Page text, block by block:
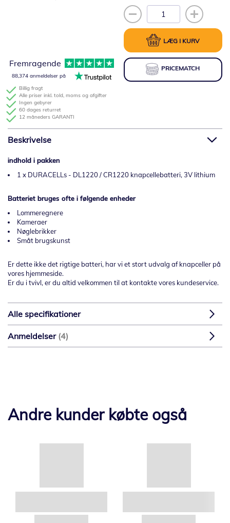
LÆG I KURV
PRICEMATCH
Billig fragt
Alle priser inkl. told, moms og afgifter
Ingen gebyrer
60 dages returret
12 måneders GARANTI
Fremragende
88,374 anmeldelser på
Beskrivelse
indhold i pakken
1 x DURACELLs - DL1220 / CR1220 knapcellebatteri, 3V lithium
Batteriet bruges ofte i følgende enheder
Lommeregnere
Kameraer
Nøglebrikker
Småt brugskunst
Er dette ikke det rigtige batteri, har vi et stort udvalg af knapceller på
vores hjemmeside.
Er du i tvivl, er du altid velkommen til at kontakte vores kundeservice.
Alle specifikationer
Anmeldelser 4
Andre kunder købte også